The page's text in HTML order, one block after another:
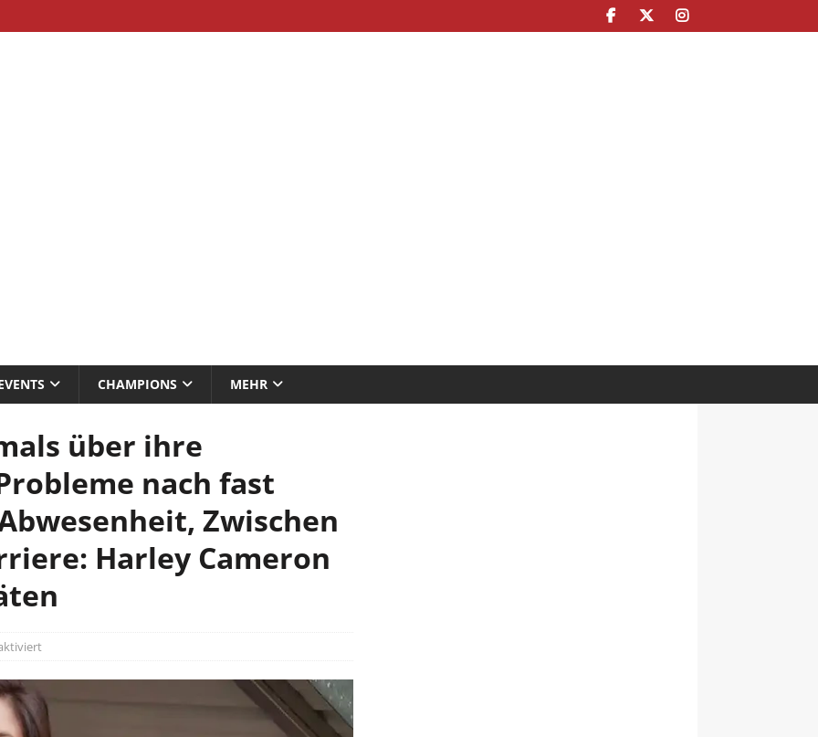
CHAMPIONS MEHR
über ihre
nach fast
Zwischen
Harley Cameron